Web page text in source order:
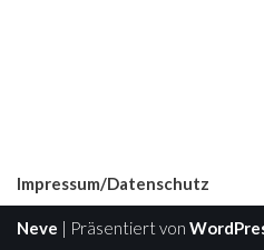
Impressum/Datenschutz
Neve | Präsentiert von